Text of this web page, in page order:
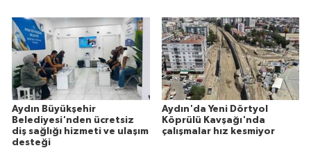
Aydın Büyükşehir
Belediyesi'nden ücretsiz
diş sağlığı hizmeti ve ulaşım
desteği
Aydın'da Yeni Dörtyol
Köprülü Kavşağı'nda
çalışmalar hız kesmiyor